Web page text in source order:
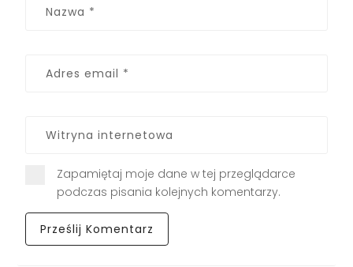
Zapamiętaj moje dane w tej przeglądarce
podczas pisania kolejnych komentarzy.